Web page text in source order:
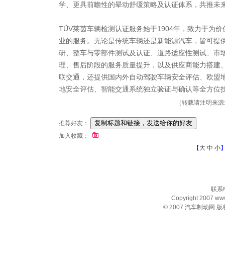
学、更具前瞻性的晕动舒缓策略及认证体系，共推未
TÜV莱茵车辆检测认证服务始于1904年，致力于为
业的服务。无论是传统车辆还是新能源汽车，皆可提
研、整车与零部件测试及认证、道路适应性测试、市
理、售后阶段的服务质量提升，以及供应商能力搭建
联交通，还提供国内外自动驾驶车辆安全评估、欧盟
地安全评估、智能交通系统独立验证与确认等全方位
（转载请注明来
推荐好友：
加入收藏：
【 大 中 小
联系
Copyright 2007
© 2007 汽车制动网 版